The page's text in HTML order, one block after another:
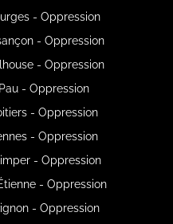
- Oppression
- Oppression
- Oppression
- Oppression
- Oppression
- Oppression
- Oppression
- Oppression
- Oppression